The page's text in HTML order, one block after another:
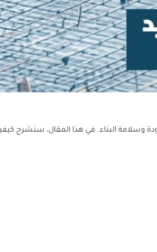
وسلامة البناء. في هذا المقال، سنشرح